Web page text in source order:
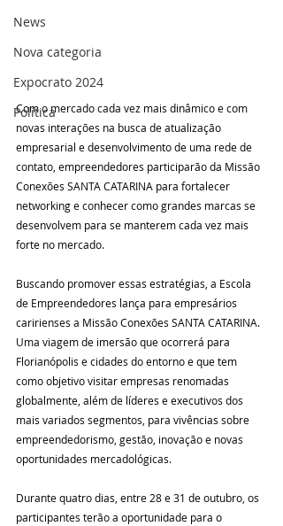
News
Nova categoria
Expocrato 2024
Política
Com o mercado cada vez mais dinâmico e com
novas interações na busca de atualização
empresarial e desenvolvimento de uma rede de
contato, empreendedores participarão da Missão
Conexões SANTA CATARINA para fortalecer
networking e conhecer como grandes marcas se
desenvolvem para se manterem cada vez mais
forte no mercado.
Buscando promover essas estratégias, a Escola
de Empreendedores lança para empresários
caririenses a Missão Conexões SANTA CATARINA.
Uma viagem de imersão que ocorrerá para
Florianópolis e cidades do entorno e que tem
como objetivo visitar empresas renomadas
globalmente, além de líderes e executivos dos
mais variados segmentos, para vivências sobre
empreendedorismo, gestão, inovação e novas
oportunidades mercadológicas.
Durante quatro dias, entre 28 e 31 de outubro, os
participantes terão a oportunidade para o